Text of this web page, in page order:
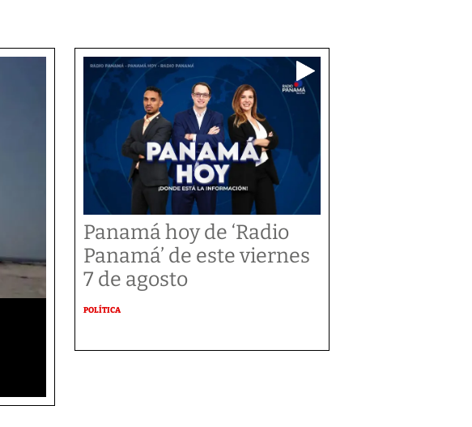
Panamá hoy de ‘Radio
Panamá’ de este viernes
7 de agosto
POLÍTICA